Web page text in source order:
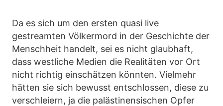
Da es sich um den ersten quasi live
gestreamten Völkermord in der Geschichte der
Menschheit handelt, sei es nicht glaubhaft,
dass westliche Medien die Realitäten vor Ort
nicht richtig einschätzen könnten. Vielmehr
hätten sie sich bewusst entschlossen, diese zu
verschleiern, ja die palästinensischen Opfer